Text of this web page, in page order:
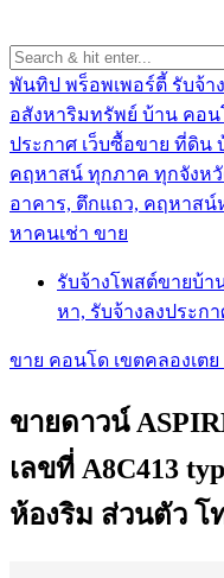
พันทิป พร็อพเพอร์ตี้ รับจ้า
อสังหาริมทรัพย์ บ้าน คอ
ประกาศ เว็บซื้อขาย ที่ดิน
คฤหาสน์ ทุกภาค ทุกจังห
อาคาร, ตึกแถว, คฤหาสน์
หาคนเช่า ขาย
รับจ้างโพสต์ขายบ้
หา, รับจ้างลงประก
ขาย คอนโด เขตคลองเตย
ขายดาวน์
เลขที่ A8C413
ห้องริม ส่วนตัว โท